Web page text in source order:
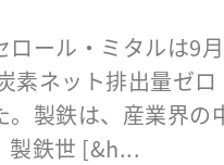
ール・ミタルは9
素ネット排出量ゼ
。製鉄は、産業界
製鉄世 [&h...